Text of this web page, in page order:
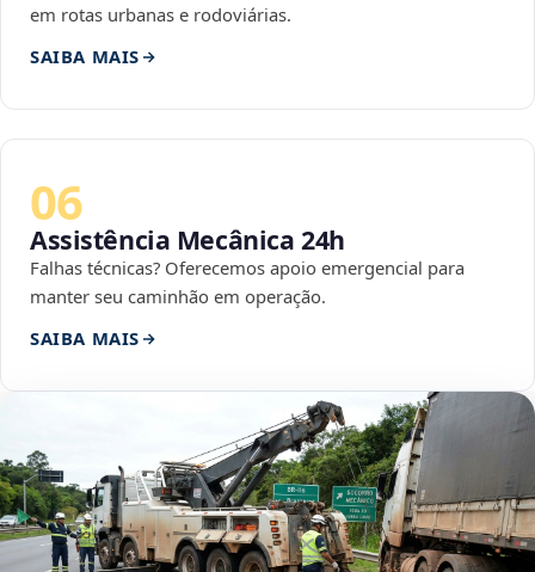
em rotas urbanas e rodoviárias.
SAIBA MAIS
06
Assistência Mecânica 24h
Falhas técnicas? Oferecemos apoio emergencial para
manter seu caminhão em operação.
SAIBA MAIS